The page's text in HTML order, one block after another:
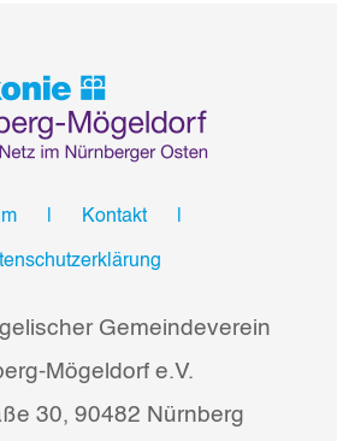
Kontakt
Gemeindeverein
Mögeldorf e.V.
30, 90482 Nürnberg